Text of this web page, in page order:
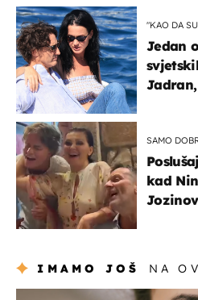
"KAO DA
Jedan
SAMO
kad
IMAMO JOŠ NA
moda & ljepota